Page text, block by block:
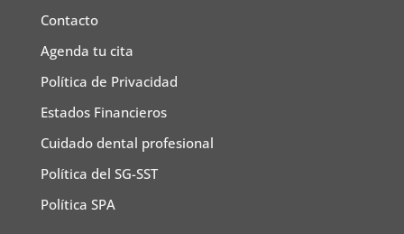
Contacto
Agenda tu cita
Política de Privacidad
Estados Financieros
Cuidado dental profesional
Política del SG-SST
Política SPA